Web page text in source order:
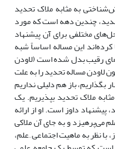
به مثابه ملاک تحدید
چندین دهه است که مورد
مختلفی برای آن پیشنهاد
این مساله اساساً شبه
رقیب بدل شده است (لاودن
لاودن مساله تحدید را به علت
باز هم دلیلی نداریم
ملاک تحدید بپذیریم. یک
پیشنهاد داوز است. او از ارائه
و به جای آن ملاکی
نظر به ماهیت اجتماعی ِ علم،